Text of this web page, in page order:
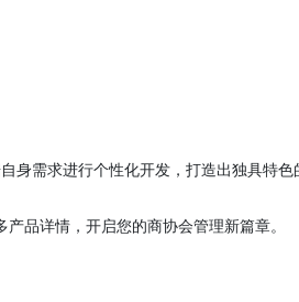
需求进行个性化开发，打造出独具特
产品详情，开启您的商协会管理新篇章。